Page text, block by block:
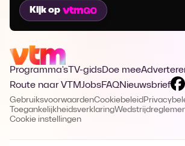
Kijk op
Programma's TV-gidsDoe mee
Route naar VTMJobsFAQNieuwsbrief
GebruiksvoorwaardenCookiebeleid
Toegankelijkheidsverklaring
Cookie instellingen